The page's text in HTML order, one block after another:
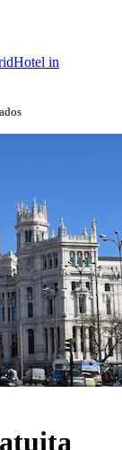
Hotel in